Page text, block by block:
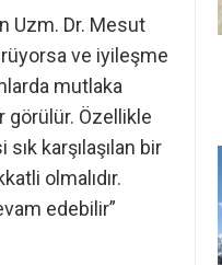
Uzm. Dr. Mesut
ve iyileşme
mutlaka
görülür. Özellikle
karşılaşılan bir
olmalıdır.
edebilir”